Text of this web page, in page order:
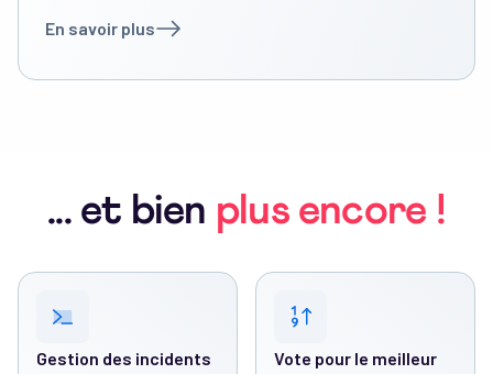
En savoir plus
... et bien plus encore !
Gestion des incidents
Vote pour le meilleur